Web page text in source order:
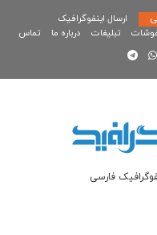
ارسال اینفوگرافیک
تبلیغات درباره ما تماس
فارسی